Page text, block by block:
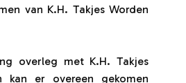
van K.H. Takjes Worden
overleg met K.H. Takjes
kan er overeen gekomen